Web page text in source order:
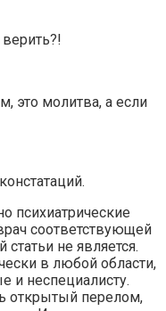
это молитва, а если
психиатрические
соответствующей
не является.
в любой области,
и неспециалисту.
открытый перелом,